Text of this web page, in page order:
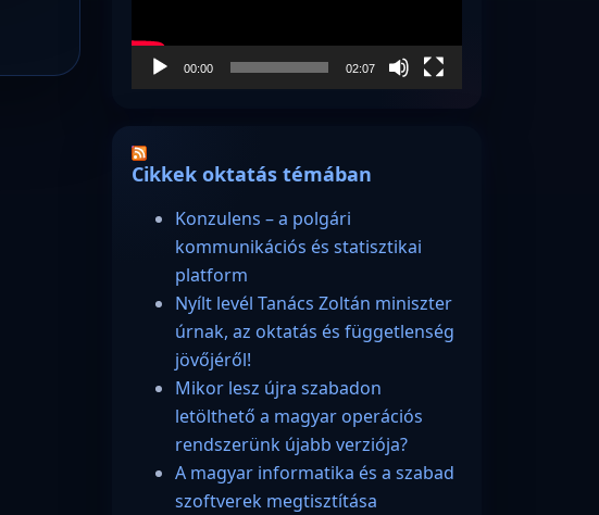
00:00 02:07
Cikkek oktatás témában
Konzulens – a polgári
kommunikációs és statisztikai
platform
Nyílt levél Tanács Zoltán miniszter
úrnak, az oktatás és függetlenség
jövőjéről!
Mikor lesz újra szabadon
letölthető a magyar operációs
rendszerünk újabb verziója?
A magyar informatika és a szabad
szoftverek megtisztítása